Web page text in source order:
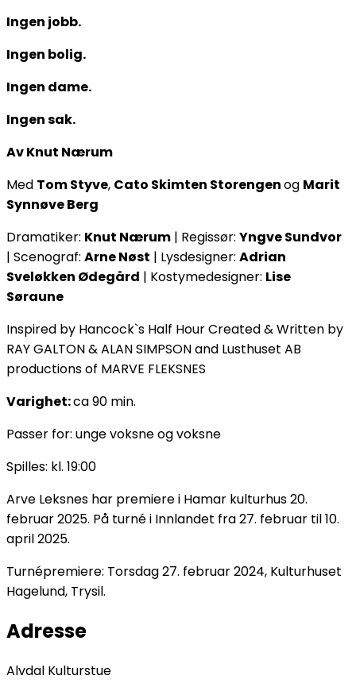
Ingen jobb.
Ingen bolig.
Ingen dame.
Ingen sak.
Av Knut Nærum
Med Tom Styve, Cato Skimten Storengenog Marit
Synnøve Berg
Dramatiker: Knut Nærum | Regissør: Yngve Sundvor
| Scenograf: Arne Nøst | Lysdesigner: Adrian
Sveløkken Ødegård | Kostymedesigner: Lise
Søraune
Inspired by Hancock`s Half Hour Created & Written by
RAY GALTON & ALAN SIMPSON and Lusthuset AB
productions of MARVE FLEKSNES
Varighet:ca 90 min.
Passer for: unge voksne og voksne
Spilles: kl. 19:00
Arve Leksnes har premiere i Hamar kulturhus 20.
februar 2025. På turné i Innlandet fra 27. februar til 10.
april 2025.
Turnépremiere: Torsdag 27. februar 2024, Kulturhuset
Hagelund, Trysil.
Adresse
Alvdal Kulturstue